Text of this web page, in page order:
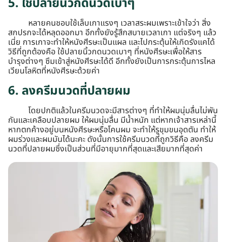
หลายคนชอบใช้เล็บเกาแรงๆ เวลาสระผมเพราะเข้าใจว่า สิ่ง
สกปรกจะได้หลุดออกมา อีกทั้งยังรู้สึกสบายเวลาเกา แต่จริงๆ แล้ว
เนี่ย การเกาจะทำให้หนังศีรษะเป็นแผล และไปกระตุ้นให้เกิดรังแคได้
วิธีที่ถูกต้องคือ ใช้ปลายนิ้วกดนวดเบาๆ ที่หนังศีรษะเพื่อให้สาร
บำรุงต่างๆ ซึมเข้าสู่หนังศีรษะได้ดี อีกทั้งยังเป็นการกระตุ้นการไหล
เวียนโลหิตที่หนังศีรษะด้วยค่า
6. ลงครีมนวดที่ปลายผม
โดยปกติแล้วในครีมนวดจะมีสารต่างๆ ที่ทำให้ผมนุ่มลื่นไม่พัน
กันและเคลือบปลายผม ให้ผมนุ่มลื่น มีน้ำหนัก แต่หากเจ้าสารเหล่านี้
หากตกค้างอยู่บนหนังศีรษะหรือโคนผม จะทำให้รูขุมขนอุดตัน ทำให้
ผมร่วงและผมมันได้นะคะ ดังนั้นการใช้ครีมนวดที่ถูกวิธีคือ ลงครีม
นวดที่ปลายผมซึ่งเป็นส่วนที่มีอายุมากที่สุดและเสียมากที่สุดค่า